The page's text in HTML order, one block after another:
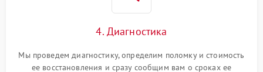
4. Диагностика
Мы проведем диагностику, определим поломку и стоимость
ее восстановления и сразу сообщим вам о сроках ее